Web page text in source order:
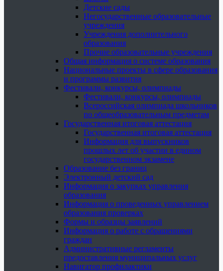
Детские сады
Негосударственные образовательные
учреждения
Учреждения дополнительного
образования
Прочие образовательные учреждения
Общая информация о системе образования
Национальные проекты в сфере образования
и программы развития
Фестивали, конкурсы, олимпиады
Фестивали, конкурсы, олимпиады
Всероссийская олимпиада школьников
по общеобразовательным предметам
Государственная итоговая аттестация
Государственная итоговая аттестация
Информация для выпускников
прошлых лет об участии в едином
государственном экзамене
Образование без границ
Электронный детский сад
Информация о закупках управления
образования
Информация о проведенных управлением
образования проверках
Формы и образцы заявлений
Информация о работе с обращениями
граждан
Административные регламенты
предоставления муниципальных услуг
Навигатор профилактики